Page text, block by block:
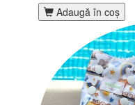
Adaugă în coş